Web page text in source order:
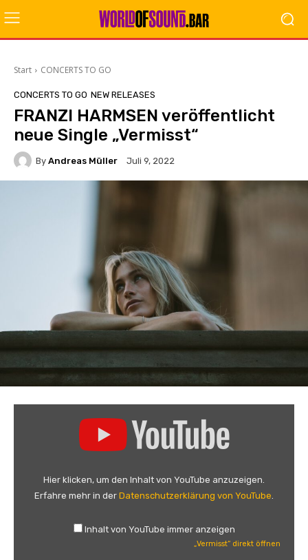
Start CONCERTS TO GO
CONCERTS TO GO NEW RELEASES
FRANZI HARMSEN veröffentlicht
neue Single „Vermisst“
By Andreas Müller Juli 9, 2022
Hier klicken, um den Inhalt von YouTube anzuzeigen.
Erfahre mehr in der Datenschutzerklärung von YouTube.
Inhalt von YouTube immer anzeigen
„Vermisst“ direkt öffnen